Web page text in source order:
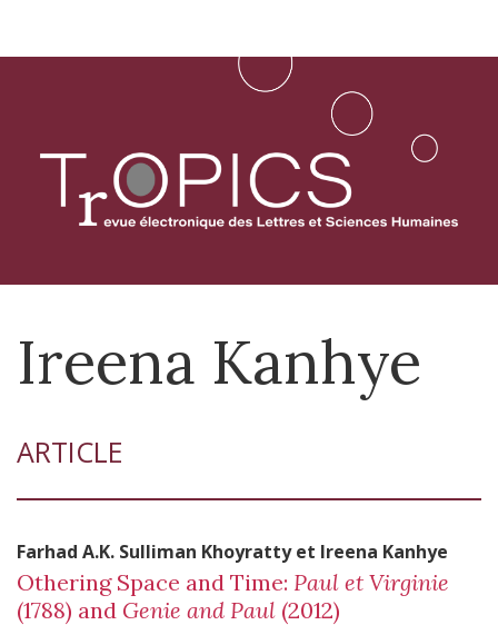
Aller
Ireena Kanhye
ARTICLE
Farhad A.K. Sulliman Khoyrattyet Ireena Kanhye
Othering Space and Time: Paul et Virginie
(1788) and Genie and Paul (2012)